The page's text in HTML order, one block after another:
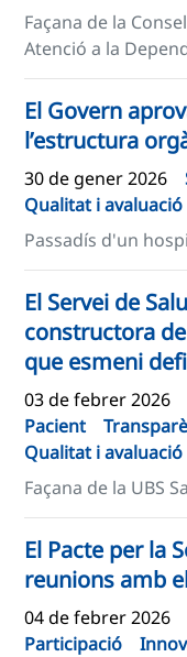
Façana de la
Atenció a la
El Govern
l’estructura
30 de gener 2026
Qualitat i avaluació
Passadís d'un
El Servei de
constructora
que esmeni
03 de febrer 2026
Pacient
Qualitat i avaluació
Façana de la UBS
El Pacte per la
reunions amb
04 de febrer 2026
Participació